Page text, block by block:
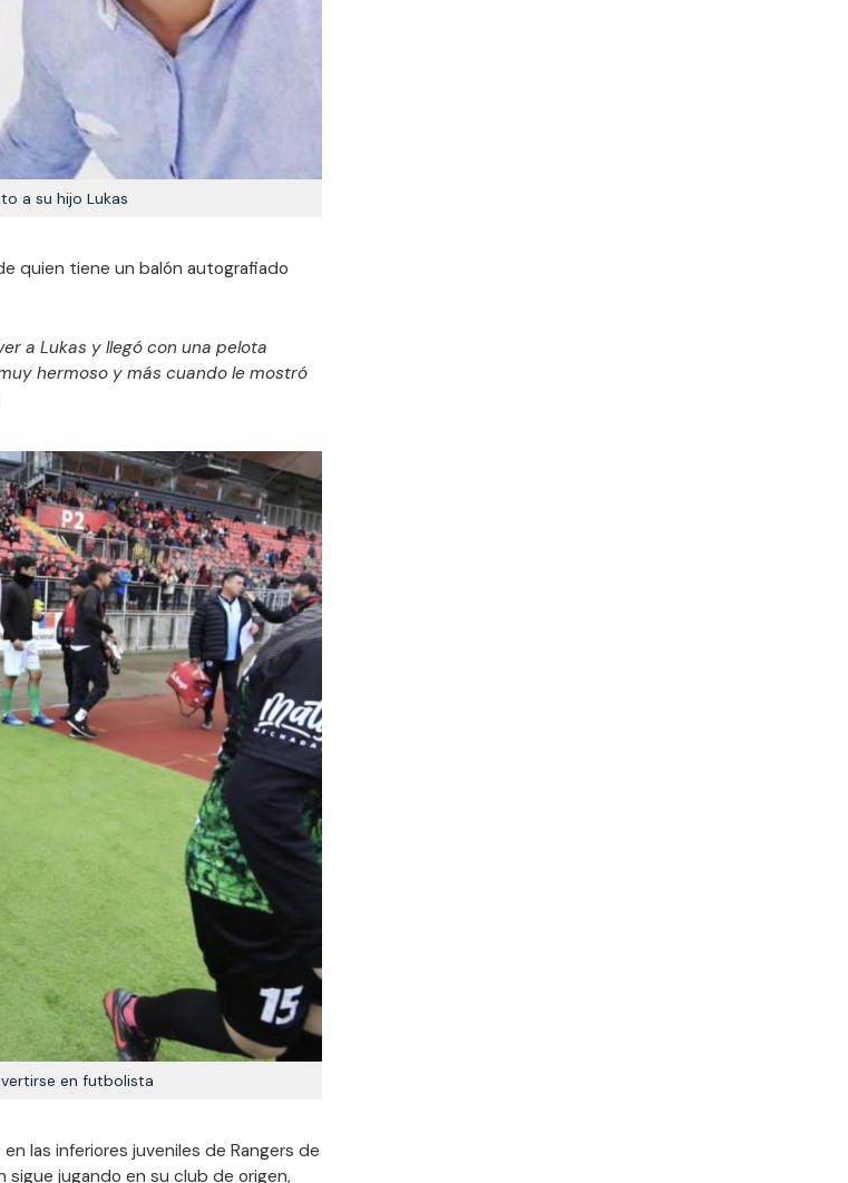
a su hijo Lukas
quien tiene un balón autografiado
a Lukas y llegó con una pelota
hermoso y más cuando le mostró
en futbolista
las inferiores juveniles de Rangers de
jugando en su club de origen,